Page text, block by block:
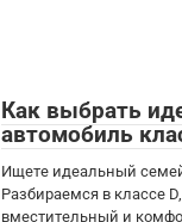
Как выбрать
автомобиль
Ищете идеальный
Разбираемся в классе
вместительный и